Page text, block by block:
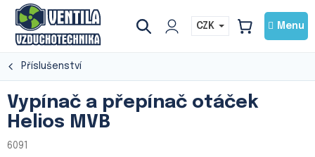
Přejít
obsah
CZK
NÁKUPNÍ
Příslušenství
Vypínač a přepínač otáček
Helios MVB
6091